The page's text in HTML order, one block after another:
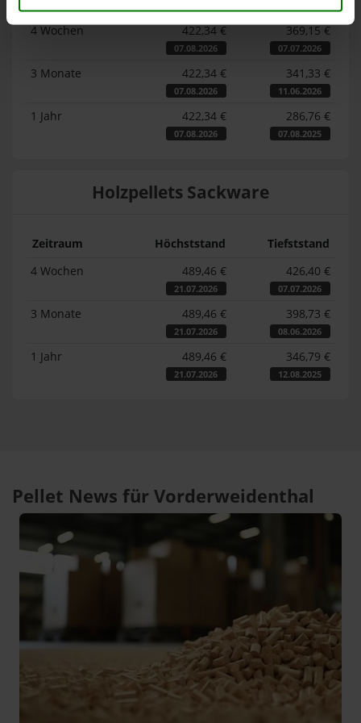
4 Wochen
422,34 €
07.08.2026
369,15 €
07.07.2026
3 Monate 422,34 €
07.08.2026
341,33 €
11.06.2026
1 Jahr 422,34 €
07.08.2026
286,76 €
07.08.2025
Holzpellets Sackware
Zeitraum Höchststand
Tiefststand
4 Wochen
489,46 €
21.07.2026
426,40 €
07.07.2026
3 Monate 489,46 €
21.07.2026
398,73 €
08.06.2026
1 Jahr 489,46 €
21.07.2026
346,79 €
12.08.2025
Pellet News für Vorderweidenthal